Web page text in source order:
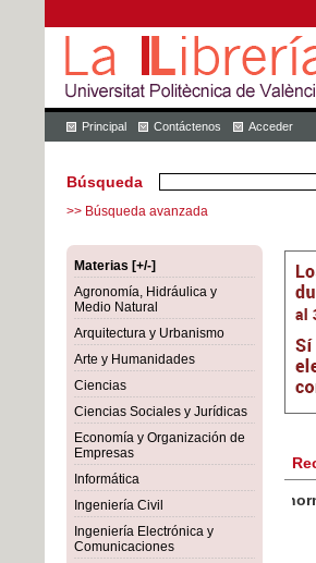
Principal Contáctenos Acceder
Búsqueda
>> Búsqueda avanzada
Materias [+/-]
Agronomía, Hidráulica y
Medio Natural
Arquitectura y Urbanismo
Arte y Humanidades
Ciencias
Ciencias Sociales y Jurídicas
Economía y Organización de
Empresas
Informática
Ingeniería Civil
Ingeniería Electrónica y
Comunicaciones